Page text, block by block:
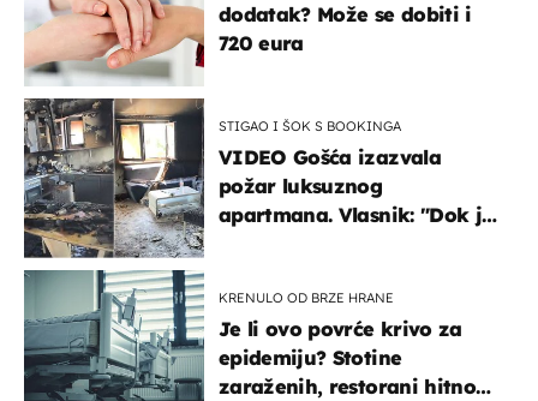
dodatak? Može se dobiti i
720 eura
STIGAO I ŠOK S BOOKINGA
VIDEO Gošća izazvala
požar luksuznog
apartmana. Vlasnik: "Dok je
KRENULO OD BRZE HRANE
Je li ovo povrće krivo za
epidemiju? Stotine
zaraženih, restorani hitno